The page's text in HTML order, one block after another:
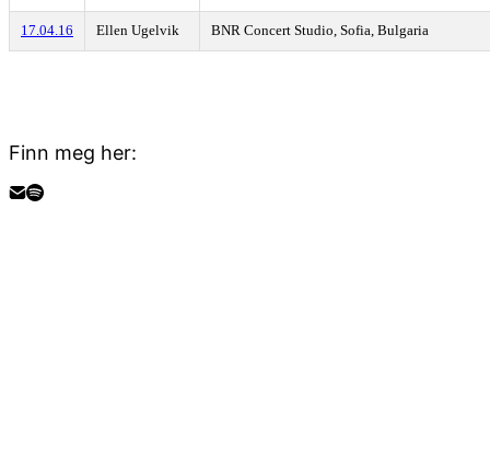
17.04.16 Ellen Ugelvik BNR Concert Studio, Sofia, Bulgaria
Finn meg her: